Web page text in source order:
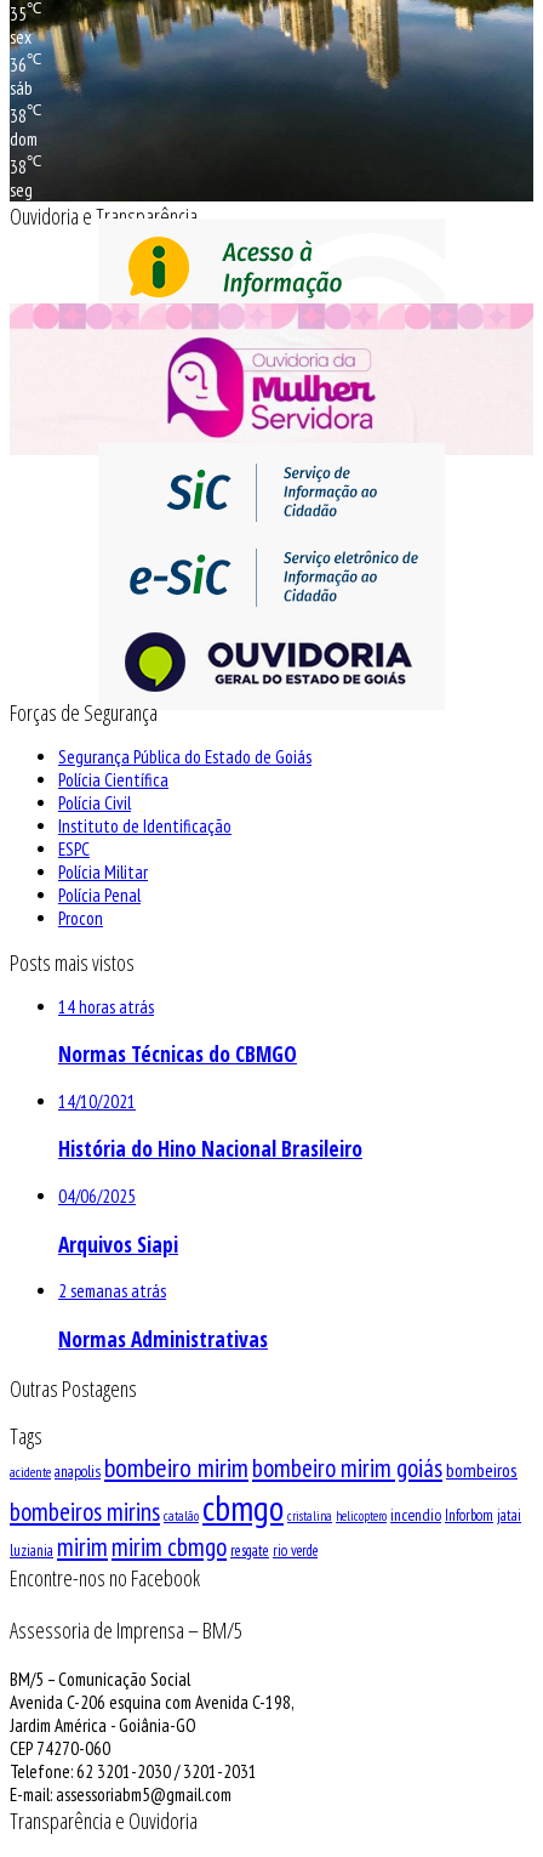
35℃
sex
36℃
sáb
38℃
dom
38℃
seg
Ouvidoria e Transparência
Forças de Segurança
Segurança Pública do Estado de Goiás
Polícia Científica
Polícia Civil
Instituto de Identificação
ESPC
Polícia Militar
Polícia Penal
Procon
Posts mais vistos
14 horas atrás
Normas Técnicas do CBMGO
14/10/2021
História do Hino Nacional Brasileiro
04/06/2025
Arquivos Siapi
2 semanas atrás
Normas Administrativas
Outras Postagens
Tags
acidente anapolis bombeiro mirimbombeiro mirim goiásbombeiros
bombeiros mirins catalão cbmgo cristalina helicoptero incendio Inforbom jatai
luziania mirimmirim cbmgo resgate rio verde
Encontre-nos no Facebook
Assessoria de Imprensa – BM/5
BM/5 – Comunicação Social
Avenida C-206 esquina com Avenida C-198,
Jardim América - Goiânia-GO
CEP 74270-060
Telefone: 62 3201-2030 / 3201-2031
E-mail: assessoriabm5@gmail.com
Transparência e Ouvidoria